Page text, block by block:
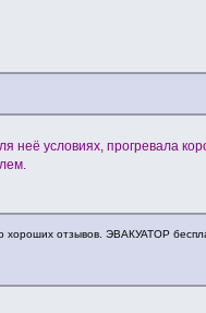
условиях, прогревала
хороших отзывов. ЭВАКУАТОР